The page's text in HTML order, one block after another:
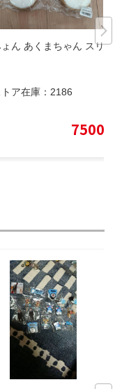
ん あくまちゃん スリッ
ア在庫： 2186
7500